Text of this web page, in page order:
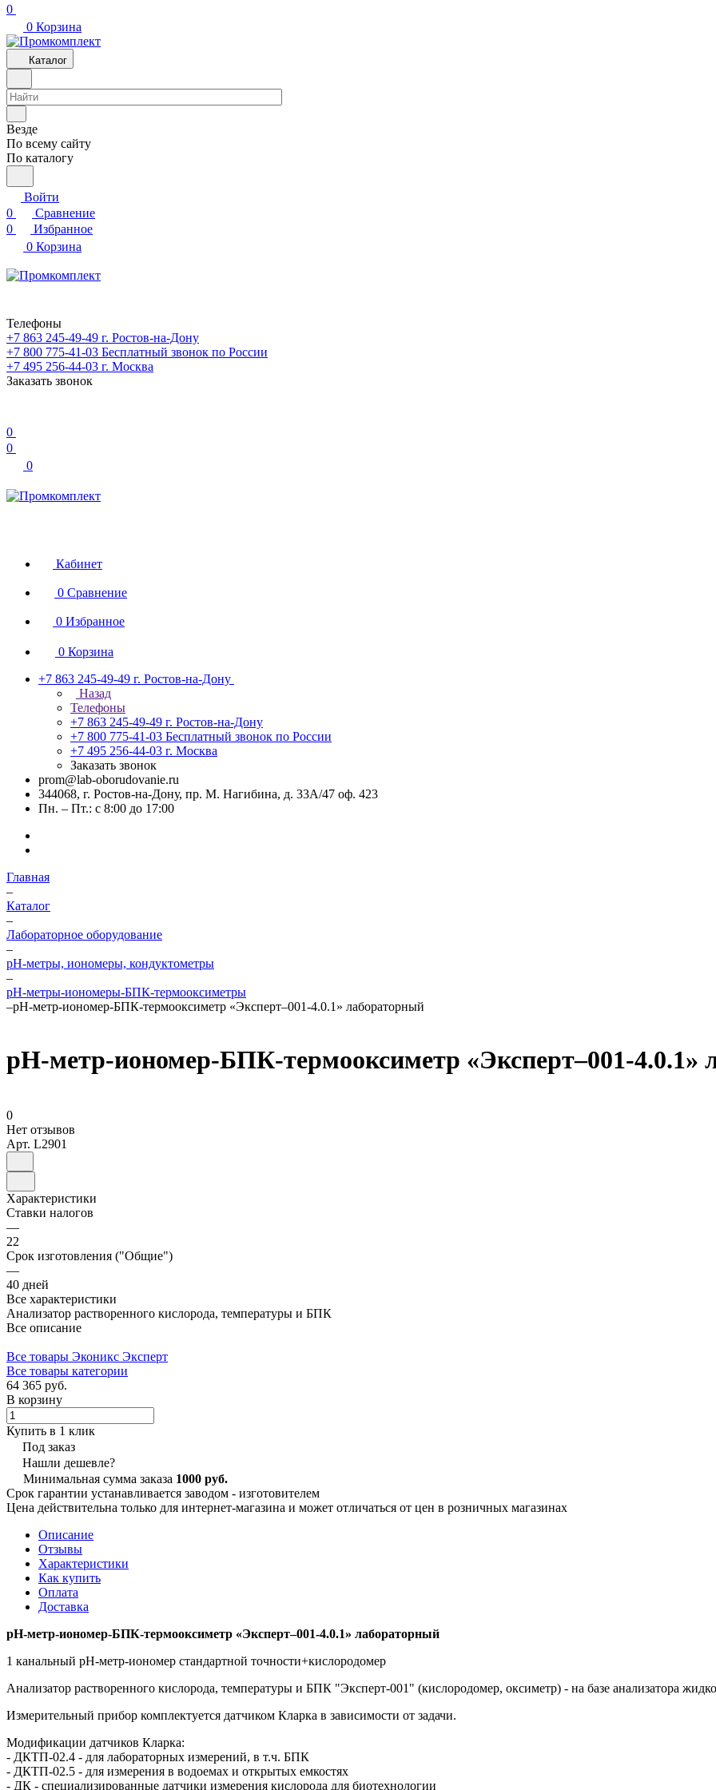
0
0 Корзина
Каталог
Везде
По всему сайту
По каталогу
Войти
0
Сравнение
0
Избранное
0 Корзина
Телефоны
+7 863 245-49-49 г. Ростов-на-Дону
+7 800 775-41-03 Бесплатный звонок по России
+7 495 256-44-03 г. Москва
Заказать звонок
0
0
0
Кабинет
0 Сравнение
0 Избранное
0 Корзина
+7 863 245-49-49 г. Ростов-на-Дону
Назад
Телефоны
+7 863 245-49-49 г. Ростов-на-Дону
+7 800 775-41-03 Бесплатный звонок по России
+7 495 256-44-03 г. Москва
Заказать звонок
prom@lab-oborudovanie.ru
344068, г. Ростов-на-Дону, пр. М. Нагибина, д. 33А/47 оф. 423
Пн. – Пт.: с 8:00 до 17:00
Главная
–
Каталог
–
Лабораторное оборудование
–
pH-метры, иономеры, кондуктометры
–
pH-метры-иономеры-БПК-термооксиметры
–pH-метр-иономер-БПК-термооксиметр «Эксперт–001-4.0.1» лабораторный
pH-метр-иономер-БПК-термооксиметр «Эксперт–001-4.0.1»
0
Нет отзывов
Арт. L2901
Характеристики
Ставки налогов
—
22
Срок изготовления ("Общие")
—
40 дней
Все характеристики
Анализатор растворенного кислорода, температуры и БПК
Все описание
Все товары Эконикс Эксперт
Все товары категории
64 365 руб.
В корзину
Купить в 1 клик
Под заказ
Нашли дешевле?
Минимальная сумма заказа 1000 руб.
Срок гарантии устанавливается заводом - изготовителем
Цена действительна только для интернет-магазина и может отличаться от цен в розничных магазинах
Описание
Отзывы
Характеристики
Как купить
Оплата
Доставка
pH-метр-иономер-БПК-термооксиметр «Эксперт–001-4.0.1» лабораторный
1 канальный pH-метр-иономер стандартной точности+кислородомер
Анализатор растворенного кислорода, температуры и БПК "Эксперт-001" (кислородомер, оксиметр) - на базе анализатора
Измерительный прибор комплектуется датчиком Кларка в зависимости от задачи.
Модификации датчиков Кларка:
- ДКТП-02.4 - для лабораторных измерений, в т.ч. БПК
- ДКТП-02.5 - для измерения в водоемах и открытых емкостях
- ДК - специализированные датчики измерения кислорода для биотехнологии